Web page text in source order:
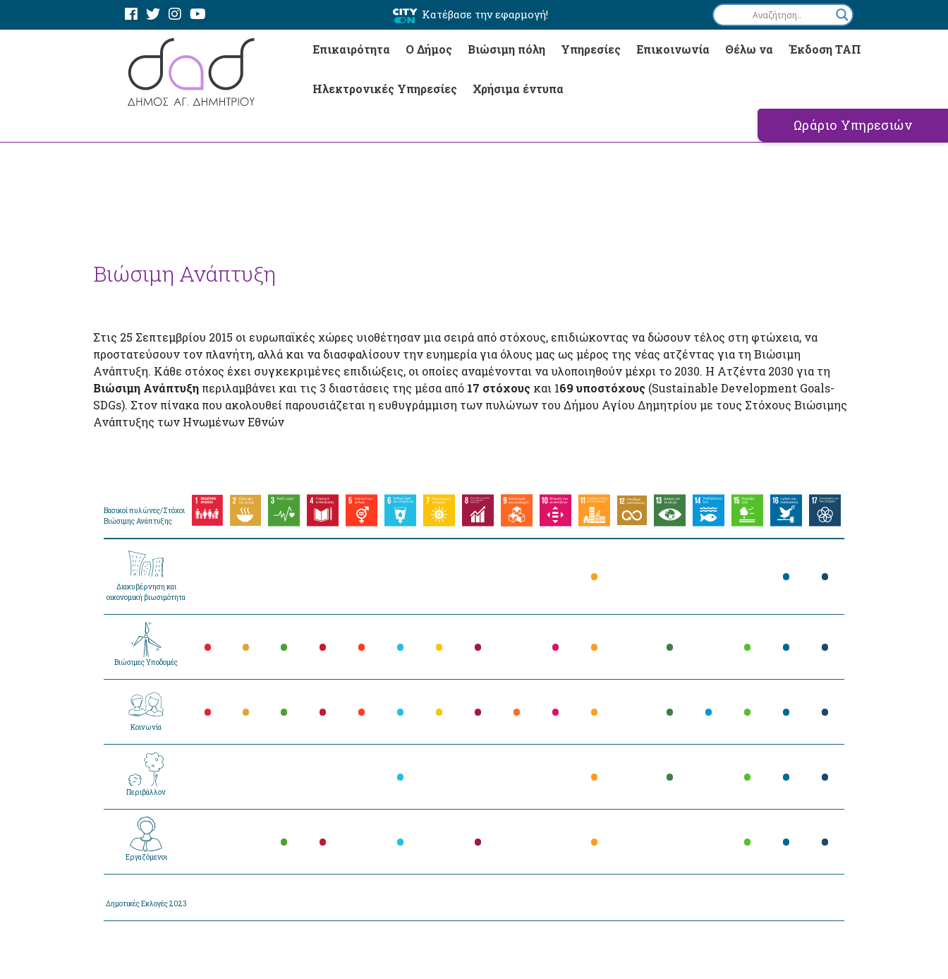
Κατέβασε την εφαρμογή!
Επικαιρότητα Ο Δήμος Βιώσιμη πόλη Υπηρεσίες Επικοινωνία Θέλω να Έκδοση ΤΑΠ
Ηλεκτρονικές Υπηρεσίες Χρήσιμα έντυπα
Ωράριο Υπηρεσιών
Βιώσιμη Ανάπτυξη
Στις 25 Σεπτεμβρίου 2015 οι ευρωπαϊκές χώρες υιοθέτησαν μια σειρά από στόχους, επιδιώκοντας να δώσουν τέλος στη φτώχεια, να
προστατεύσουν τον πλανήτη, αλλά και να διασφαλίσουν την ευημερία για όλους μας ως μέρος της νέας ατζέντας για τη Βιώσιμη
Ανάπτυξη. Κάθε στόχος έχει συγκεκριμένες επιδιώξεις, οι οποίες αναμένονται να υλοποιηθούν μέχρι το 2030. Η Ατζέντα 2030 για τη
Βιώσιμη Ανάπτυξη περιλαμβάνει και τις 3 διαστάσεις της μέσα από 17 στόχους και 169 υποστόχους (Sustainable Development Goals-
SDGs). Στον πίνακα που ακολουθεί παρουσιάζεται η ευθυγράμμιση των πυλώνων του Δήμου Αγίου Δημητρίου με τους Στόχους Βιώσιμης
Ανάπτυξης των Ηνωμένων Εθνών
Βασικοί πυλώνες/Στόχοι
Βιώσιμης Ανάπτυξης
Διακυβέρνηση και
οικονομική βιωσιμότητα
• • •
Βιώσιμες Υποδομές • • • • • • • • • • • • • •
Κοινωνία • • • • • • • • • • • • • • • •
Περιβάλλον • • • • • •
Εργαζόμενοι • • • • • • • •
Δημοτικές Εκλογές 2023